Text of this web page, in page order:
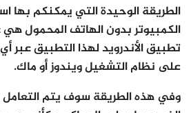
الطريقة الوحيدة التي يمكنكم
الكمبيوتر بدون الهاتف المحمول
تطبيق الأندرويد لهذا التطبيق عبر
على نظام التشغيل ويندوز أو ماك.
وفي هذه الطريقة سوف يتم التعامل